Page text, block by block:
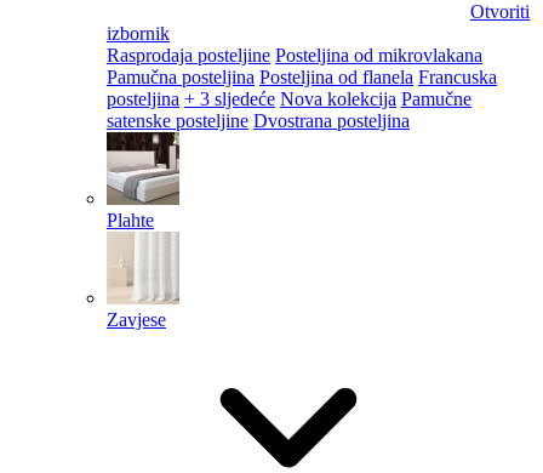
Otvoriti
izbornik
Rasprodaja posteljine Posteljina od mikrovlakana
Pamučna posteljina Posteljina od flanela Francuska
posteljina + 3 sljedeće Nova kolekcija Pamučne
satenske posteljine Dvostrana posteljina
Plahte
Zavjese